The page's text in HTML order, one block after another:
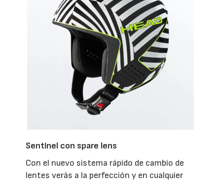
Sentinel con spare lens
Con el nuevo sistema rápido de cambio de
lentes verás a la perfección y en cualquier